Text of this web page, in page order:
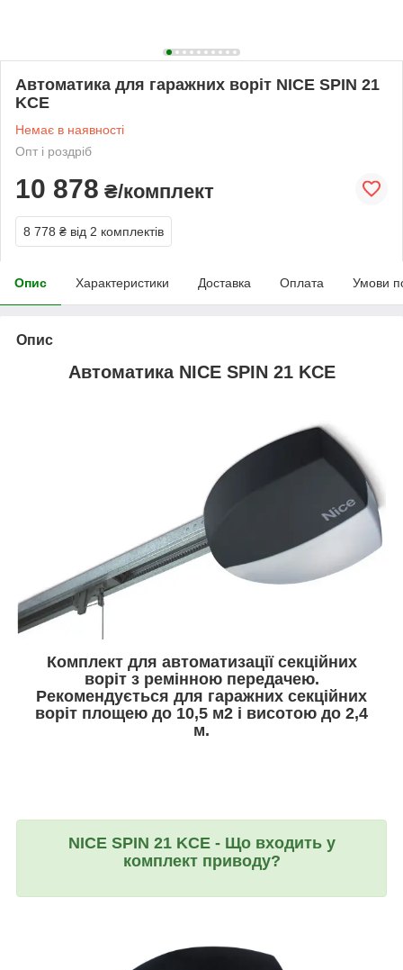
Автоматика для гаражних воріт NICE SPIN 21
KCE
Немає в наявності
Опт і роздріб
10 878 ₴/комплект
8 778 ₴ від 2 комплектів
Опис Характеристики Доставка Оплата Умови
Опис
Автоматика NICE SPIN 21 KCE
Комплект для автоматизації секційних
воріт з ремінною передачею.
Рекомендується для гаражних секційних
воріт площею до 10,5 м2 і висотою до 2,4
м.
NICE SPIN 21 KCE - Що входить у
комплект приводу?